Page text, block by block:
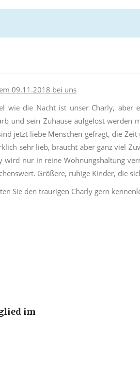
09.11.2018 bei uns
wie die Nacht ist unser Charly, aber
und sein Zuhause aufgelöst werden
jetzt liebe Menschen gefragt, die
sehr lieb, braucht aber ganz viel
wird nur in reine Wohnungshaltung
Größere, ruhige Kinder, die
Sie den traurigen Charly gern
im